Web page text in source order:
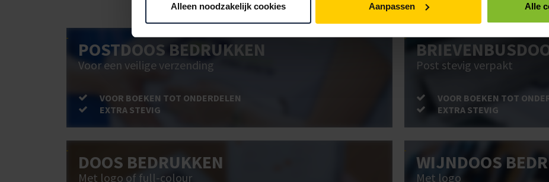
Alleen noodzakelijk cookies Aanpassen Alle
POSTDOOS BEDRUKKEN
Voor een veilige verzending
VOOR BOEKEN TOT ONDERDELEN
EXTRA STEVIG
Post stevig verpakt
VOOR BOEKEN TOT
EXTRA STEVIG
DOOS BEDRUKKEN
Met logo of full-colour
WIJNDOOS
Met logo